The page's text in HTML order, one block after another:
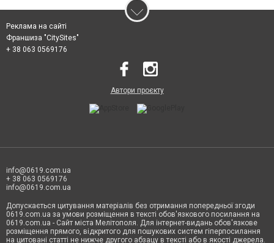
Реклама на сайті
Франшиза "CitySites"
+ 38 063 0569176
Автори проєкту
info@0619.com.ua
+ 38 063 0569176
info@0619.com.ua
Допускається цитування матеріалів без отримання попередньої згоди
0619.com.ua за умови розміщення в тексті обов'язкового посилання на
0619.com.ua - Сайт міста Мелітополя. Для інтернет-видань обов'язкове
розміщення прямого, відкритого для пошукових систем гіперпосилання
на цитовані статті не нижче другого абзацу в тексті або в якості джерела.